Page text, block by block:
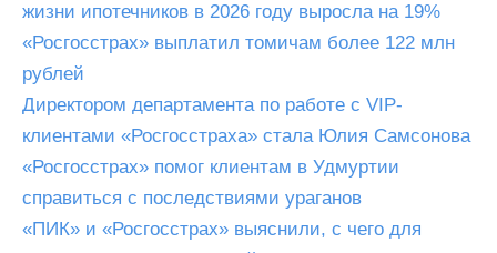
жизни ипотечников в 2026 году выросла на 19%
«Росгосстрах» выплатил томичам более 122 млн
рублей
Директором департамента по работе с VIP-
клиентами «Росгосстраха» стала Юлия Самсонова
«Росгосстрах» помог клиентам в Удмуртии
справиться с последствиями ураганов
«ПИК» и «Росгосстрах» выяснили, с чего для